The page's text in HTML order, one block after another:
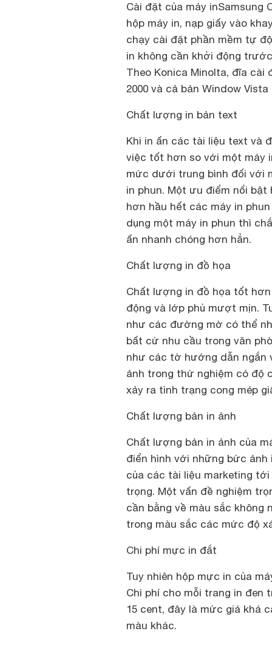
Cài đặt của máy inSamsung
hộp máy in, nạp giấy vào
chạy cài đặt phần mềm tự
in không cần khởi động
Theo Konica Minolta, đĩa
2000 và cả bản Window
Chất lượng in bản text
Khi in ấn các tài liệu text và
việc tốt hơn so với một máy
mức dưới trung bình đối với
in phun. Một ưu điểm nổi bật
hơn hầu hết các máy in
dụng một máy in phun thì
ấn nhanh chóng hơn hẳn.
Chất lượng in đồ họa
Chất lượng in đồ họa tốt
động và lớp phủ mượt mịn.
như các đường mờ có thể
bất cứ nhu cầu trong văn
như các tờ hướng dẫn ngắn
ảnh trong thử nghiệm có độ
xảy ra tình trạng cong mép
Chất lượng bản in ảnh
Chất lượng bản in ảnh của
điển hình với những bức
của các tài liệu marketing
trọng. Một vấn đề nghiệm
cần bằng về màu sắc
trong màu sắc các mức độ
Chi phí mực in đắt
Tuy nhiên hộp mực in của
Chi phí cho mỗi trang in đen
15 cent, đây là mức giá khá
màu khác.